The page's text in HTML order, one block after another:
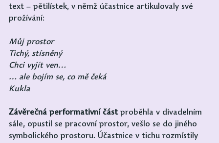
text – pětilístek, v němž účastnice artikulovaly své
prožívání:
Můj prostor
Tichý, stísněný
Chci vyjít ven…
… ale bojím se, co mě čeká
Kukla
Závěrečná performativní část proběhla v divadelním
sále, opustil se pracovní prostor, vešlo se do jiného
symbolického prostoru. Účastnice v tichu rozmístily